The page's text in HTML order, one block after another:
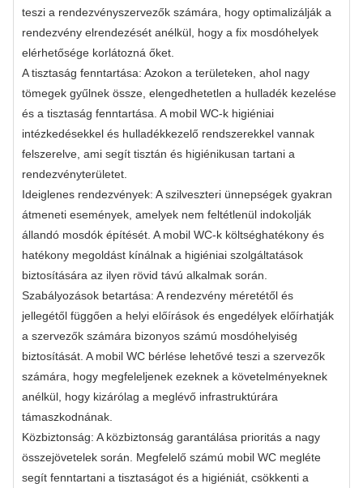
teszi a rendezvényszervezők számára, hogy optimalizálják a
rendezvény elrendezését anélkül, hogy a fix mosdóhelyek
elérhetősége korlátozná őket.
A tisztaság fenntartása: Azokon a területeken, ahol nagy
tömegek gyűlnek össze, elengedhetetlen a hulladék kezelése
és a tisztaság fenntartása. A mobil WC-k higiéniai
intézkedésekkel és hulladékkezelő rendszerekkel vannak
felszerelve, ami segít tisztán és higiénikusan tartani a
rendezvényterületet.
Ideiglenes rendezvények: A szilveszteri ünnepségek gyakran
átmeneti események, amelyek nem feltétlenül indokolják
állandó mosdók építését. A mobil WC-k költséghatékony és
hatékony megoldást kínálnak a higiéniai szolgáltatások
biztosítására az ilyen rövid távú alkalmak során.
Szabályozások betartása: A rendezvény méretétől és
jellegétől függően a helyi előírások és engedélyek előírhatják
a szervezők számára bizonyos számú mosdóhelyiség
biztosítását. A mobil WC bérlése lehetővé teszi a szervezők
számára, hogy megfeleljenek ezeknek a követelményeknek
anélkül, hogy kizárólag a meglévő infrastruktúrára
támaszkodnának.
Közbiztonság: A közbiztonság garantálása prioritás a nagy
összejövetelek során. Megfelelő számú mobil WC megléte
segít fenntartani a tisztaságot és a higiéniát, csökkenti a